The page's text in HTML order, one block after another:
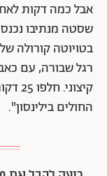
אבל כמה דקות
שסטה מנתיבו
בטויוטה קורולה
רגל שבורה, עם
החולים בילינסון".